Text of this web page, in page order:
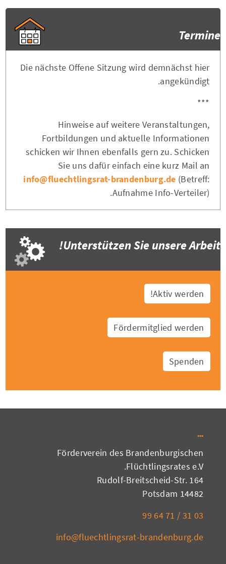
Termine
Die nächste Offene Sitzung wird demnächst hier
angekündigt.
***
Hinweise auf weitere Veranstaltungen,
Fortbildungen und aktuelle Informationen
schicken wir Ihnen ebenfalls gern zu. Schicken
Sie uns dafür einfach eine kurz Mail an
info@fluechtlingsrat-brandenburg.de (Betreff:
Aufnahme Info-Verteiler).
Unterstützen Sie unsere Arbeit!
Aktiv werden!
Fördermitglied werden
Spenden
Förderverein des Brandenburgischen
Flüchtlingsrates e.V.
Rudolf-Breitscheid-Str. 164
14482 Potsdam
03 31 / 71 64 99
info@fluechtlingsrat-brandenburg.de